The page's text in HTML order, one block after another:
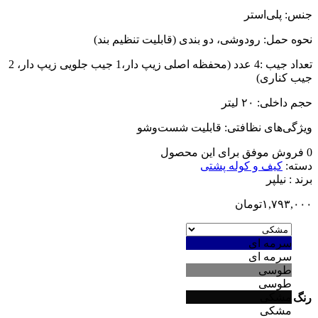
جنس: پلی‌استر
نحوه حمل: رودوشی، دو بندی (قابلیت تنظیم بند)
تعداد جیب :4 عدد (محفظه اصلی زیپ دار،1 جیب جلویی زیپ دار، 2
جیب کناری)
حجم داخلی: ۲۰ لیتر
ویژگی‌های نظافتی: قابلیت شست‌وشو
0 فروش موفق برای این محصول
دسته: کیف و کوله پشتی
برند : نیلپر
۱,۷۹۳,۰۰۰تومان
رنگ
سرمه ای
سرمه ای
طوسی
طوسی
مشکی